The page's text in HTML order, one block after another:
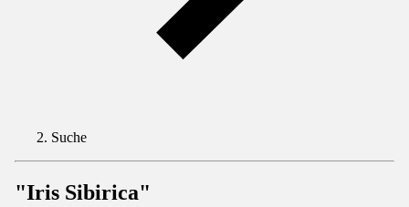
Suche
"Iris Sibirica"